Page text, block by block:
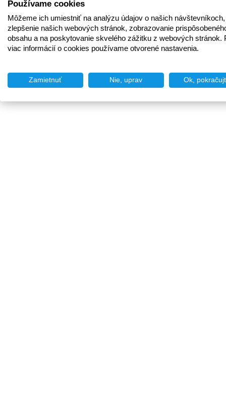
Používame cookies
Môžeme ich umiestniť na analýzu údajov o našich
zlepšenie našich webových stránok, zobrazovanie
obsahu a na poskytovanie skvelého zážitku z webových stránok.
viac informácií o cookies používame otvorené nastavenia.
Zamietnuť Nie, uprav Ok,